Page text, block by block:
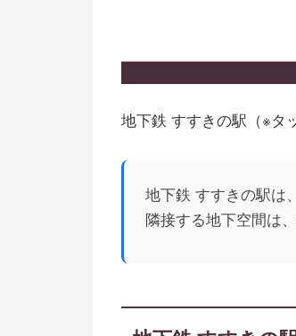
地下鉄 すすきの駅（※タ
地下鉄 すすきの駅は
隣接する地下空間は